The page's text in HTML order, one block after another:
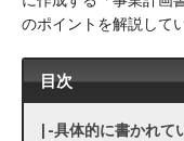
のポイントを解説して
目次
|-具体的に書かれて